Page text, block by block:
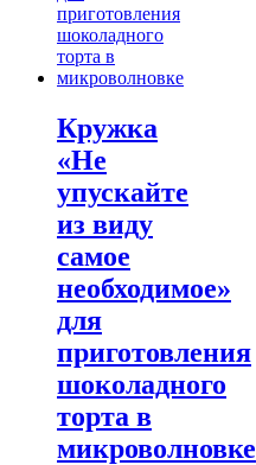
options
may
be
chosen
product
Кружка
«Не
упускайте
из виду
самое
необходимое»
для
приготовления
шоколадного
торта в
микроволновке